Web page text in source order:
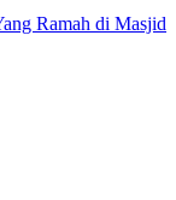
Ramah di Masjid